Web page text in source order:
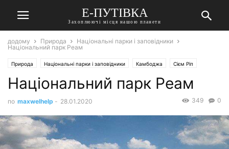
Е-ПУТІВКА
Захоплюючі місця нашою планети
додому Природа
Національні парки і заповідники
Національний парк Реам
Природа Національні парки і заповідники Камбоджа Сієм Ріп
Національний парк Реам
по maxwelhelp - 28.01.2020 0
349